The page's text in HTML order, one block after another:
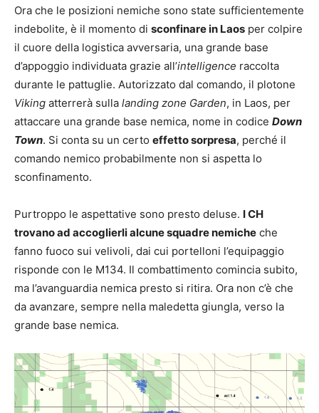
Ora che le posizioni nemiche sono state sufficientemente
indebolite, è il momento di sconfinare in Laos per colpire
il cuore della logistica avversaria, una grande base
d’appoggio individuata grazie all’intelligence raccolta
durante le pattuglie. Autorizzato dal comando, il plotone
Viking atterrerà sulla landing zone Garden, in Laos, per
attaccare una grande base nemica, nome in codice Down
Town. Si conta su un certo effetto sorpresa, perché il
comando nemico probabilmente non si aspetta lo
sconfinamento.
Purtroppo le aspettative sono presto deluse. I CH
trovano ad accoglierli alcune squadre nemiche che
fanno fuoco sui velivoli, dai cui portelloni l’equipaggio
risponde con le M134. Il combattimento comincia subito,
ma l’avanguardia nemica presto si ritira. Ora non c’è che
da avanzare, sempre nella maledetta giungla, verso la
grande base nemica.